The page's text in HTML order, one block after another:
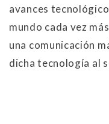
avances
mundo cada vez
una comunicación
dicha tecnología al